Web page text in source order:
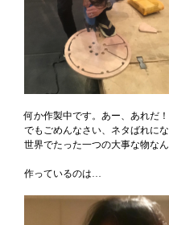
何か作製中です。あー、あれだ！
でもごめんなさい、ネタばれにな
世界でたった一つの大事な物な
作っているのは…